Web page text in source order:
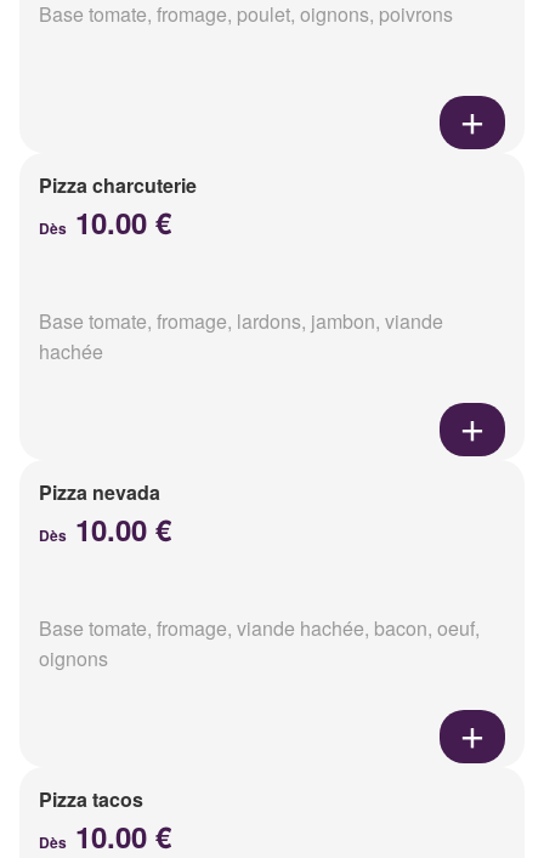
Base tomate, fromage, poulet, oignons, poivrons
Pizza charcuterie
Dès 10.00 €
Base tomate, fromage, lardons, jambon, viande
hachée
Pizza nevada
Dès 10.00 €
Base tomate, fromage, viande hachée, bacon, oeuf,
oignons
Pizza tacos
Dès 10.00 €